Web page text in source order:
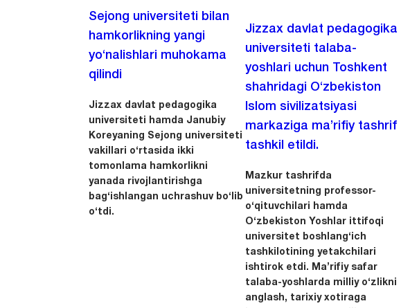
Sejong universiteti bilan
hamkorlikning yangi
yo‘nalishlari muhokama
qilindi
Jizzax davlat pedagogika
universiteti hamda Janubiy
Koreyaning Sejong universiteti
vakillari o‘rtasida ikki
tomonlama hamkorlikni
yanada rivojlantirishga
bag‘ishlangan uchrashuv bo‘lib
o‘tdi.
Jizzax davlat pedagogika
universiteti talaba-
yoshlari uchun Toshkent
shahridagi O‘zbekiston
Islom sivilizatsiyasi
markaziga ma’rifiy tashrif
tashkil etildi.
Mazkur tashrifda
universitetning professor-
o‘qituvchilari hamda
O‘zbekiston Yoshlar ittifoqi
universitet boshlang‘ich
tashkilotining yetakchilari
ishtirok etdi. Ma’rifiy safar
talaba-yoshlarda milliy o‘zlikni
anglash, tarixiy xotiraga